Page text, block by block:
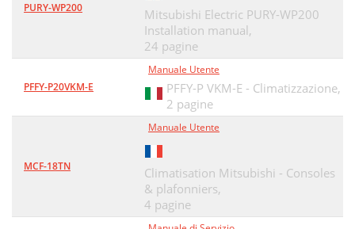
PURY-WP200
Mitsubishi Electric PURY-WP200
Installation manual,
24 pagine
PFFY-P20VKM-E
Manuale Utente
PFFY-P VKM-E - Climatizzazione,
2 pagine
MCF-18TN
Manuale Utente
Climatisation Mitsubishi - Consoles
& plafonniers,
4 pagine